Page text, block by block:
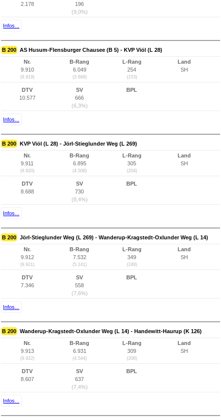
2.178
196
(9,0%)
Infos...
B 200 AS Husum-Flensburger Chausee (B 5) - KVP Viöl (L 28)
Nr.
9.910
(9.919)
B-Rang
6.049
(3.668)
L-Rang
254
(153)
Land
SH
DTV
10.577
SV
666
(6,3%)
BPL
Infos...
B 200 KVP Viöl (L 28) - Jörl-Stieglunder Weg (L 269)
Nr.
9.911
(9.920)
B-Rang
6.895
(4.508)
L-Rang
305
(204)
Land
SH
DTV
8.688
SV
730
(8,4%)
BPL
Infos...
B 200 Jörl-Stieglunder Weg (L 269) - Wanderup-Kragstedt-Oxlunder Weg (L 14)
Nr.
9.912
(9.921)
B-Rang
7.532
(5.141)
L-Rang
349
(248)
Land
SH
DTV
7.346
SV
558
(7,6%)
BPL
Infos...
B 200 Wanderup-Kragstedt-Oxlunder Weg (L 14) - Handewitt-Haurup (K 126)
Nr.
9.913
(9.922)
B-Rang
6.931
(4.544)
L-Rang
309
(208)
Land
SH
DTV
8.607
SV
637
(7,4%)
BPL
Infos...